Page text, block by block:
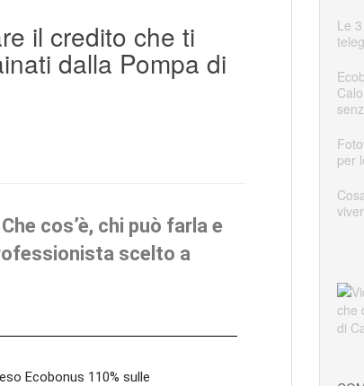
il credito che ti
dalla Pompa di
cos’è, chi può farla e
scelto a
Ecobonus 110% sulle
Le
per